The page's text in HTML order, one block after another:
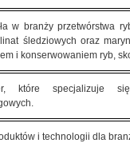
w branży przetwórstwa
śledziowych oraz
i konserwowaniem ryb,
które specjalizuje
i technologii dla